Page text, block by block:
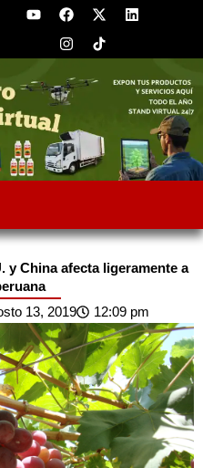
Y
o
b
e
F
a
c
e
o
o
k
X
-
t
w
t
L
i
d
n
I
n
s
t
g
r
a
y China afecta ligeramente a
13, 2019 12:09 pm